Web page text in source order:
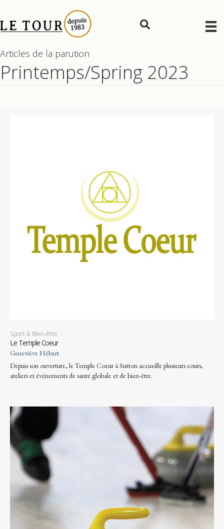
Articles de la parution
Printemps/Spring 2023
Sport & Bien-être
Le Temple Coeur
Geneviève Hébert
Depuis son ouverture, le Temple Coeur à Sutton accueille plusieurs cours,
ateliers et événements de santé globale et de bien-être.